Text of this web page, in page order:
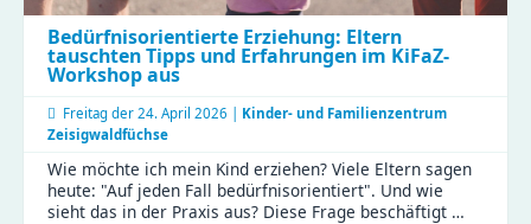
Bedürfnisorientierte Erziehung: Eltern
tauschten Tipps und Erfahrungen im KiFaZ-
Workshop aus
Freitag der 24. April 2026 | Kinder- und Familienzentrum
Zeisigwaldfüchse
Wie möchte ich mein Kind erziehen? Viele Eltern sagen
heute: "Auf jeden Fall bedürfnisorientiert". Und wie
sieht das in der Praxis aus? Diese Frage beschäftigt …